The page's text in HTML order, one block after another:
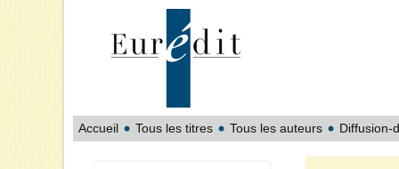
Accueil Tous les titres Tous les auteurs Diffusion-